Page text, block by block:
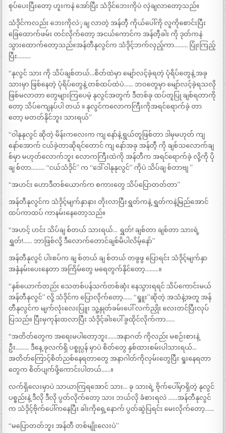
စုပ်ပေးပြီးတော့ ဟူးကနဲ အော်ပြီး သံဒိုင်ဘေးကိုပဲ လှဲချလာတော့သည်။
သံဒိုင်ကလည်း ဘေးကိုလဲှချ လာတဲ့ အန်တီ့ ကိုယ်ပေါ်ကို လူကိုစောင်းပြီး
ခြေထောက်ဖမ်း တင်လိုက်တော့ အငယ်ကောင်က အန်တီ့ခါး ကို ဒုတ်ကနဲ
သွားထောက်တော့သည်။အန်တီနုလွင်က သံဒိုင့်ဘက်လှည့်ကာ……… ပြုံးကြည့်
ပြီး………
“နုလွင် သား ကို သိပ်ချစ်တယ်…စိတ်ထဲမှာ မျော်လင့်ခဲ့ရတဲ့ ပုံရိပ်တွေနဲ့ အခု
သားမှာ ဖြစ်နေတဲ့ ပုံရိပ်တွေနဲ့ တစ်ထပ်ထဲပဲ…… ဘဝတွေမှာ မျော်လင့်ခဲ့ရသလို
ဖြစ်မလာတာ တွေများကြပေမဲ့ နုလွင်အတွက် ဒီတစ်ခု ထပ်တူပြု ချစ်ရတာကို
တော့ သိပ်ကျေနပ်ပါ တယ် ။ နုလွင်ကလောကကြီးကိုအရင်ရောက်ခဲ့ တာ
တော့ မတတ်နိုင်ဘူး သားရယ်”
“ဝါနုနုလွင် ဆိုတဲ့ မိန်းကလေးက ကျ နော်နဲ့ ရွယ်တူဖြစ်တာ ဒါမှမဟုတ် ကျ
နော်အောက် ငယ်ခဲ့တာဆိုရင်တောင် ကျ နော်အခု အန်တီ့ ကို ချစ်သလောက်ချ
စ်မှာ မဟုတ်လောက်ဘူး လောကကြီးထဲကို အန်တီက အရင်ရောက်ခဲ့ လို့ကို ပို
ချ စ်တာ……… “ငယ်သံဒိုင်” က “ဒေါ် ဝါနုနုလွင်” ကိုပဲ သိပ်ချ စ်တာဗျ ”
“အဟင်း ဟောဒီတစ်ယောက်က စကားတွေ သိပ်ပြောတတ်တာ”
အန်တီနုလွင်က သံဒိုင့်မျက်နှာနား တိုးလာပြီးရွှတ်ကနဲ့ ရွှတ်ကနဲ့မြည်အောင်
ထပ်ကာထပ် ကာနမ်းနေတော့သည်။
“အဟင့် ဟင်း သိပ်ချ စ်တယ် သားရယ်… ရွှတ်! ချစ်တာ ချစ်တာ သားရဲ့
ရွှတ်!…… ဘာဖြစ်လို့ ဒီလောက်တောင်ချစ်မိပါလိမ့်နော်”
အန်တီနုလွင် ပါးစပ်က ချ စ်တယ် ချ စ်တယ် တဖွဖွ ပြောရင်း သံဒိုင့်မျက်နှာ
အနှံနမ်းပေးနေတာ အကြိမ်တွေ မရေတွက်နိုင်တော့………။
“နှစ်ယောက်တည်း သေတစ်ပန်သက်တစ်ဆုံး နေသွားရရင် သိပ်ကောင်းမယ်
အန်တီနုလွင်” လို့ သံဒိုင်က ပြောလိုက်တော့…… “ရှုူး”ဆိုတဲ့ အသံနဲ့အတူ အန်
တီနုလွင်က မျက်လုံးလေးပြူး သူ့နှုတ်ခမ်းပေါ် လက်ညှိုး လေးတင်ပြီးလုပ်
ပြသည်။ ပြီးမှကုန်းထလာပြီး သံဒိုင့်ခါးပေါ် ခွထိုင်လိုက်ကာ……
“အတိတ်တွေက အရေးမပါတော့ဘူး……အနာဂတ် ကိုလည်း မစဉ်းစားနဲ့
ဦး……… ဒီနေ့ ခုလက်ရှိ ပစ္စုပ္ပန် မှာပဲ စိတ်တွေ နှစ်ထားစမ်းပါသားရယ်…
အတိတ်ကြောင့်စိတ်ညစ်နေရတာတွေ အနာဂါတ်ကိုလှမ်းတွေပြီး ရှုးနေရတာ
တွေက စိတ်ပျက်ဖို့ကောင်းပါတယ်……။
လက်ရှိလေးမှာပဲ သာယာကြရအောင် သား… ခု သားရဲ့ ဗိုက်ပေါ်မှာရှိတဲ့ နုလွင်
ပစ္စည်းနဲ့ ဒီလို ဒီလို ပွတ်လိုက်တော့ သား ဘယ်လို ခံစားရလဲ ……အန်တီနုလွင်
က သံဒိုင့်ဗိုက်ပေါ်ကနေပြီး ခါးကိုရှေ့နောက် ပွတ်ဆွဲပြရင်း မေးလိုက်တော့……
“မပြောတတ်ဘူး အန်တီ တစ်မျိုးလေးပဲ”